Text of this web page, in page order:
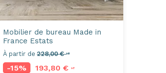
Mobilier de bureau Made in
France Estats
À partir de 228,00 €HT
-15% 193,80 € HT